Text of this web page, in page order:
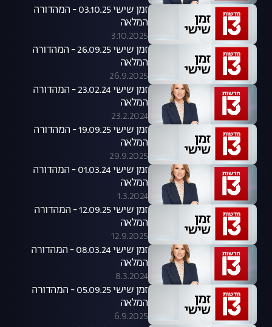
זמן שישי 03.10.25 - המהדורה
המלאה
3.10.2025
זמן שישי 26.09.25 - המהדורה
המלאה
26.9.2025
זמן שישי 23.02.24 - המהדורה
המלאה
23.2.2024
זמן שישי 19.09.25 - המהדורה
המלאה
29.9.2025
זמן שישי 01.03.24 - המהדורה
המלאה
1.3.2024
זמן שישי 12.09.25 - המהדורה
המלאה
12.9.2025
זמן שישי 08.03.24 - המהדורה
המלאה
8.3.2024
זמן שישי 05.09.25 - המהדורה
המלאה
6.9.2025